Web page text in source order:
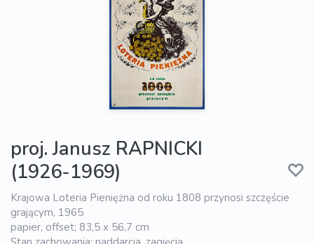
proj. Janusz RAPNICKI
(1926-1969)
Krajowa Loteria Pieniężna od roku 1808 przynosi szczęście
grającym, 1965
papier, offset; 83,5 x 56,7 cm